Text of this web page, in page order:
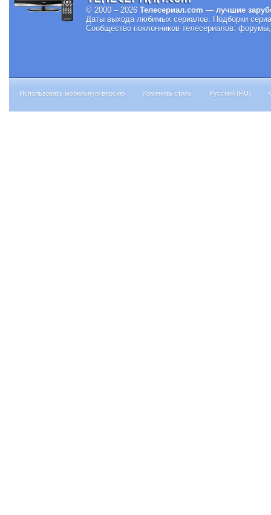
© 2000 – 2026 Телесериал.com — лучшие
Даты выхода любимых сериалов. Подборки
Сообщество поклонников телесериалов:
Использовать мобильную версию Изменить стиль Русский (RU)